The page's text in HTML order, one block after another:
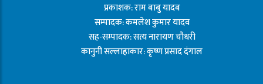
प्रकाशक: राम बाबु यादब
सम्पादक: कमलेश कुमार यादव
सह-सम्पादक: सत्य नारायण चौधरी
कानुनी सल्लाहाकार: कृष्ण प्रसाद दंगाल